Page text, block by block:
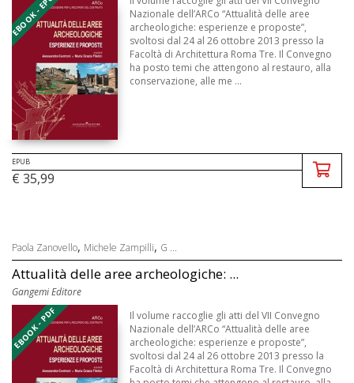
EBOOK - EPUB
Nazionale dell’ARCo “Attualità delle aree
archeologiche: esperienze e proposte”,
svoltosi dal 24 al 26 ottobre 2013 presso la
Facoltà di Architettura Roma Tre. Il Convegno
ha posto temi che attengono al restauro, alla
conservazione, alle me ...
EPUB
€ 35,99
Paola Zanovello, Michele Zampilli, G ...
Attualità delle aree archeologiche: ...
Gangemi Editore
EBOOK - PDF
Il volume raccoglie gli atti del VII Convegno
Nazionale dell’ARCo “Attualità delle aree
archeologiche: esperienze e proposte”,
svoltosi dal 24 al 26 ottobre 2013 presso la
Facoltà di Architettura Roma Tre. Il Convegno